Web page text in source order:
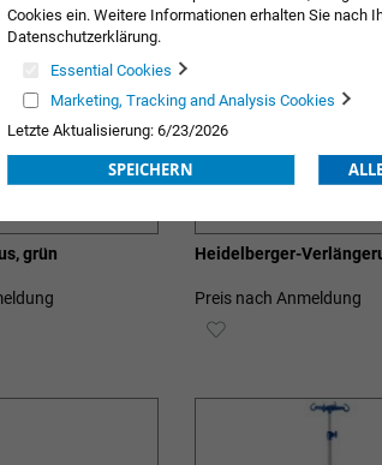
grün Heidelberger-
Preis nach Anmeldung
ZUR
HINZUFÜGEN
Cookies ein. Weitere Informationen erhalten Sie nach
Datenschutzerklärung.
Essential Cookies
Marketing, Tracking and Analysis Cookies
Letzte Aktualisierung: 6/23/2026
SPEICHERN